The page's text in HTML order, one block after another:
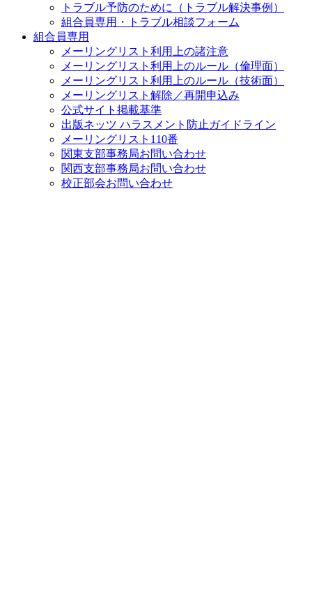
トラブル予防のために（トラブル解決事例）
組合員専用・トラブル相談フォーム
組合員専用
メーリングリスト利用上の諸注意
メーリングリスト利用上のルール（倫理面）
メーリングリスト利用上のルール（技術面）
メーリングリスト解除／再開申込み
公式サイト掲載基準
出版ネッツ ハラスメント防止ガイドライン
メーリングリスト110番
関東支部事務局お問い合わせ
関西支部事務局お問い合わせ
校正部会お問い合わせ